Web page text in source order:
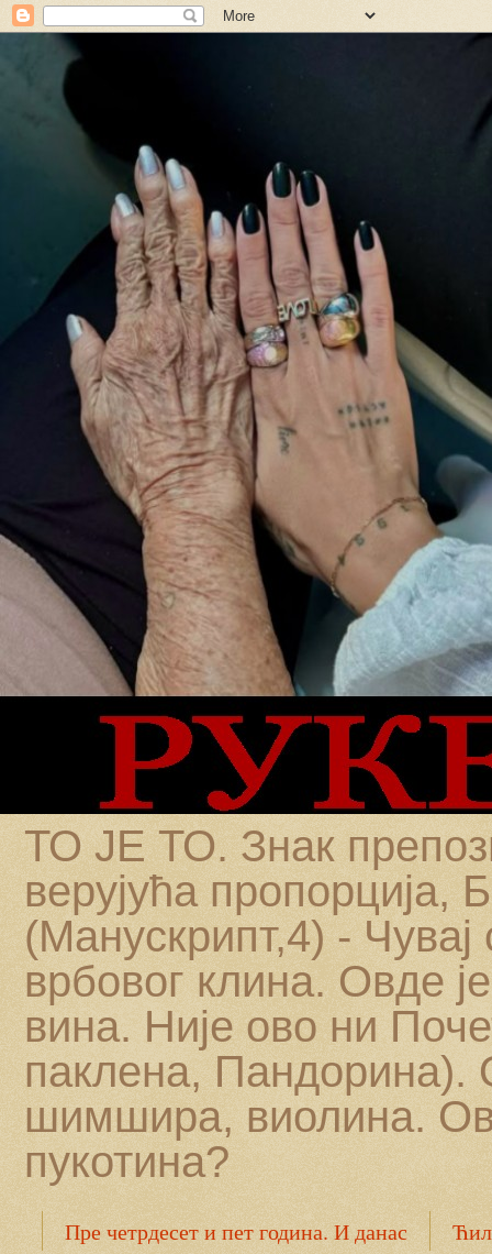
ТО ЈЕ ТО. Знак
верујућа
(Манускрипт,4) -
врбовог клина. Овде
вина. Није ово ни
паклена, Пандорина).
шимшира, виолина.
пукотина?
Пре четрдесет и пет година. И данас